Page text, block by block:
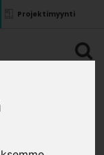
Projektimyynti